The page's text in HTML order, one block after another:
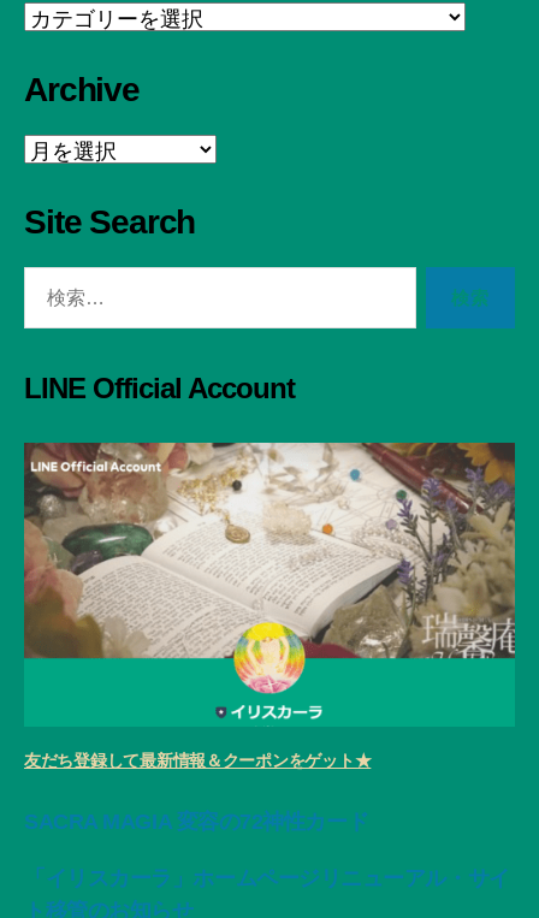
Category
Archive
Archive
Site Search
LINE Official Account
友だち登録して最新情報＆クーポンをゲット★
SACRA MAGIA 変容の72神性カード
「イリスカーラ」ホームページリニューアル・サイ
ト移管のお知らせ